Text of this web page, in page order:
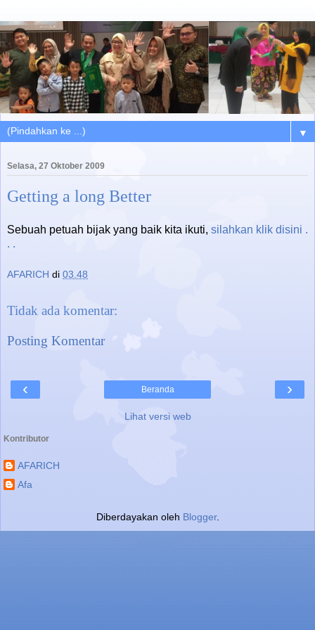
▼
Selasa, 27 Oktober 2009
Getting a long Better
Sebuah petuah bijak yang baik kita ikuti, silahkan klik disini .
. .
AFARICH di 03.48
Tidak ada komentar:
Posting Komentar
‹ ›
Beranda
Lihat versi web
Kontributor
AFARICH
Afa
Diberdayakan oleh Blogger.